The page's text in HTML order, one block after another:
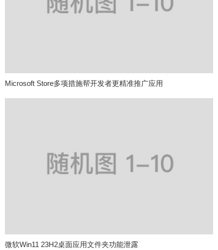
Microsoft Store多项措施帮开发者更精准推广应用
微软Win11 23H2桌面应用文件夹功能泄露